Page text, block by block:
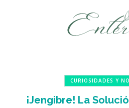
CURIOSIDADES Y
¡Jengibre! La